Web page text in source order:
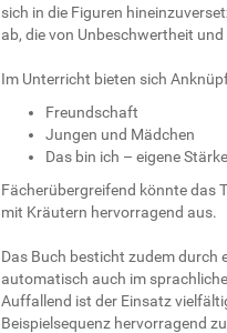
sich in die Figuren
ab, die von Unbeschwertheit
Im Unterricht bieten sich
Freundschaft
Jungen und Mädchen
Das bin ich – eigene
Fächerübergreifend könnte das
mit Kräutern hervorragend aus.
Das Buch besticht zudem durch
automatisch auch im
Auffallend ist der Einsatz
Beispielsequenz hervorragend